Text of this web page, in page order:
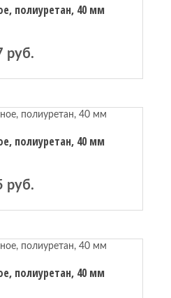
полиуретан, 40 мм
руб.
полиуретан, 40 мм
руб.
полиуретан, 40 мм